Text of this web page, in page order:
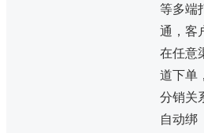
等多端
通，客
在任意
道下单，
分销关
自动绑